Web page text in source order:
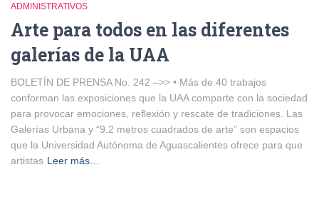
ADMINISTRATIVOS
Arte para todos en las diferentes
galerías de la UAA
BOLETÍN DE PRENSA No. 242 –>> • Más de 40 trabajos
conforman las exposiciones que la UAA comparte con la sociedad
para provocar emociones, reflexión y rescate de tradiciones. Las
Galerías Urbana y “9.2 metros cuadrados de arte” son espacios
que la Universidad Autónoma de Aguascalientes ofrece para que
artistas Leer más…